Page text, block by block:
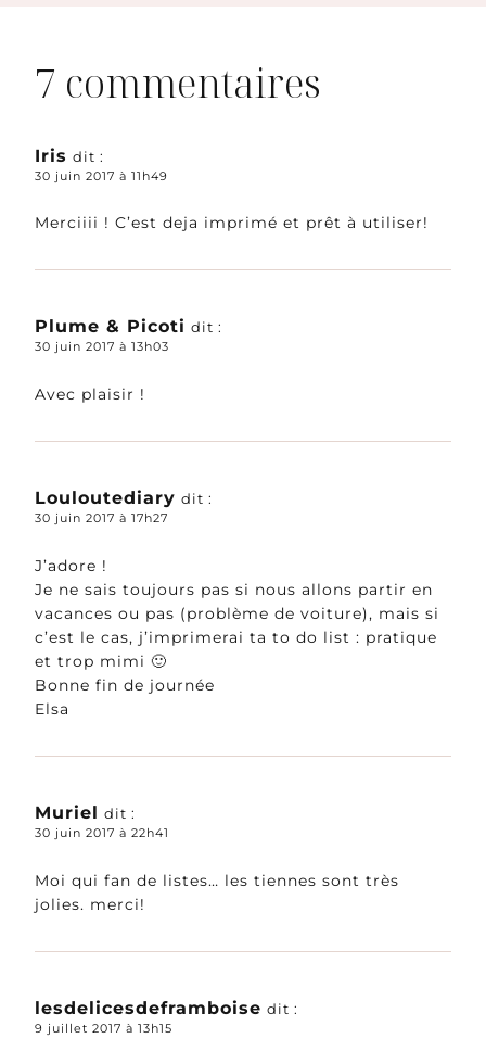
7 commentaires
Iris dit :
30 juin 2017 à 11h49
Merciiii ! C’est deja imprimé et prêt à utiliser!
Plume & Picoti dit :
30 juin 2017 à 13h03
Avec plaisir !
Louloutediary dit :
30 juin 2017 à 17h27
J’adore !
Je ne sais toujours pas si nous allons partir en
vacances ou pas (problème de voiture), mais si
c’est le cas, j’imprimerai ta to do list : pratique
et trop mimi 🙂
Bonne fin de journée
Elsa
Muriel dit :
30 juin 2017 à 22h41
Moi qui fan de listes… les tiennes sont très
jolies. merci!
lesdelicesdeframboise dit :
9 juillet 2017 à 13h15